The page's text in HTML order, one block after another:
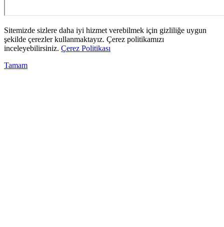
Sitemizde sizlere daha iyi hizmet verebilmek için gizliliğe uygun
şekilde çerezler kullanmaktayız. Çerez politikamızı
inceleyebilirsiniz. Çerez Politikası
Tamam